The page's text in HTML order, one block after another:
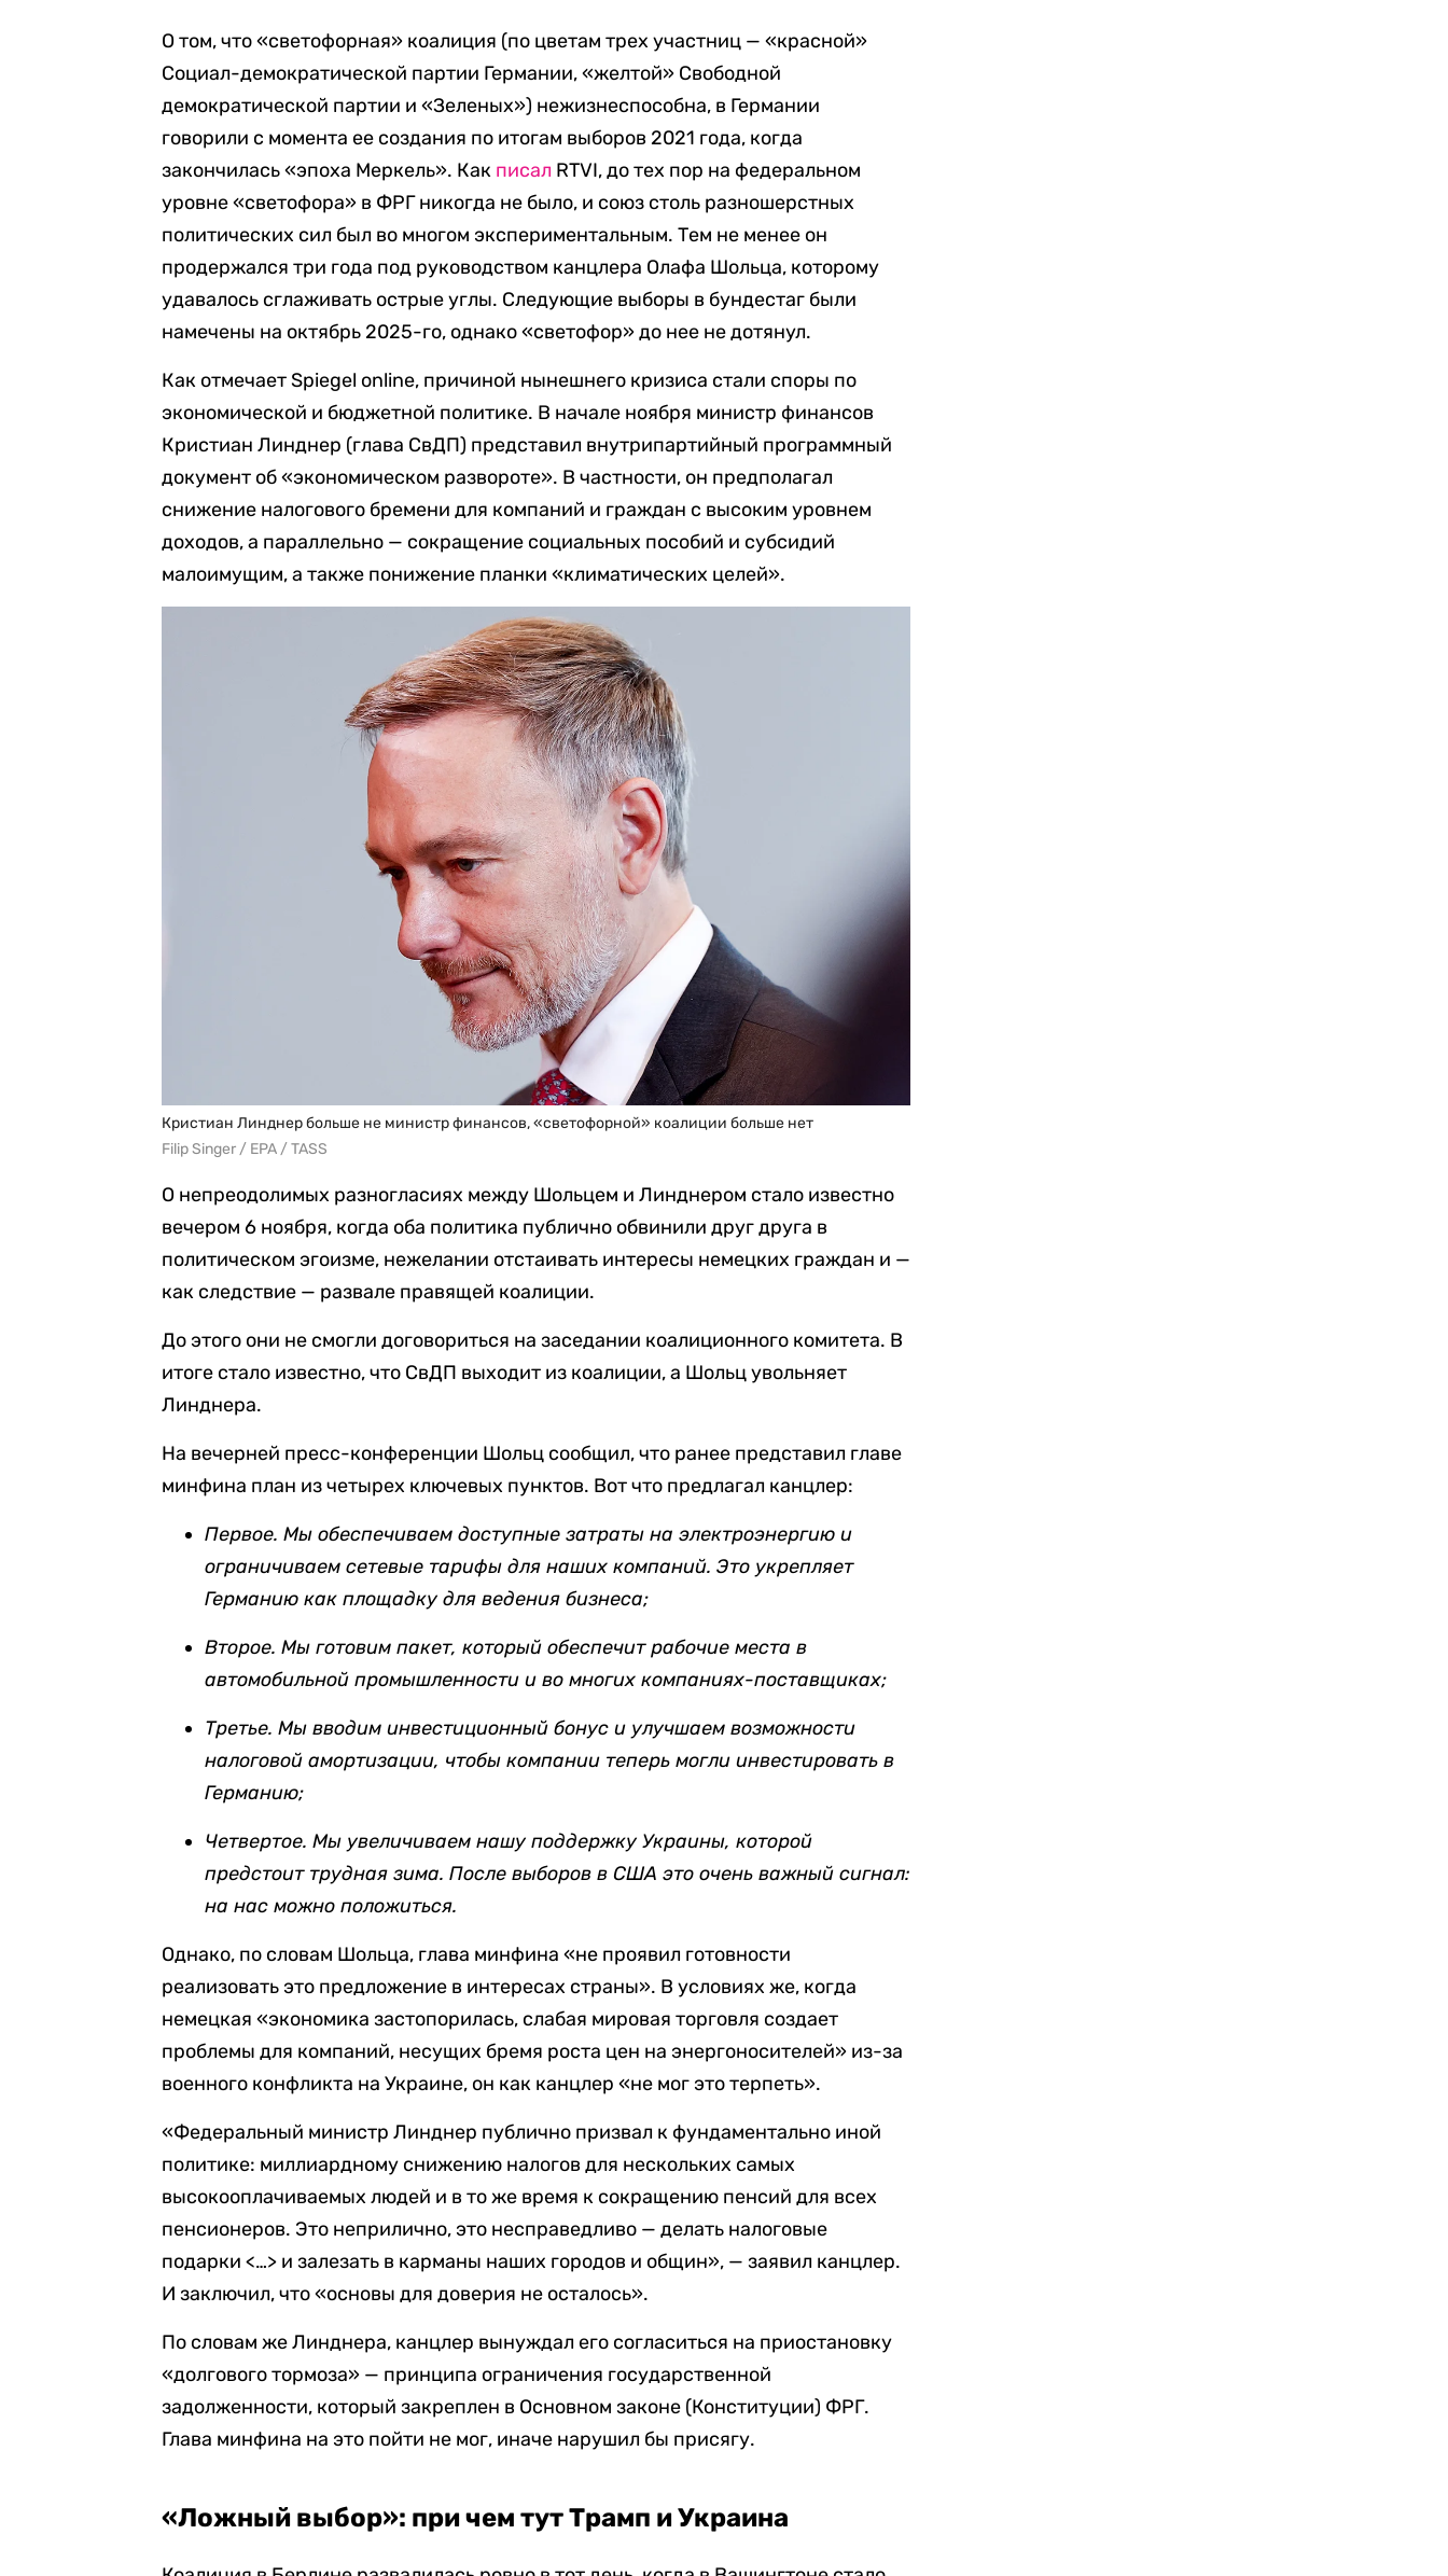
О том, что «светофорная» коалиция (по цветам трех участниц — «красной»
Социал-демократической партии Германии, «желтой» Свободной
демократической партии и «Зеленых») нежизнеспособна, в Германии
говорили с момента ее создания по итогам выборов 2021 года, когда
закончилась «эпоха Меркель». Как писал RTVI, до тех пор на федеральном
уровне «светофора» в ФРГ никогда не было, и союз столь разношерстных
политических сил был во многом экспериментальным. Тем не менее он
продержался три года под руководством канцлера Олафа Шольца, которому
удавалось сглаживать острые углы. Следующие выборы в бундестаг были
намечены на октябрь 2025-го, однако «светофор» до нее не дотянул.
Как отмечает Spiegel online, причиной нынешнего кризиса стали споры по
экономической и бюджетной политике. В начале ноября министр финансов
Кристиан Линднер (глава СвДП) представил внутрипартийный программный
документ об «экономическом развороте». В частности, он предполагал
снижение налогового бремени для компаний и граждан с высоким уровнем
доходов, а параллельно — сокращение социальных пособий и субсидий
малоимущим, а также понижение планки «климатических целей».
Кристиан Линднер больше не министр финансов, «светофорной» коалиции больше нет
Filip Singer / EPA / TASS
О непреодолимых разногласиях между Шольцем и Линднером стало известно
вечером 6 ноября, когда оба политика публично обвинили друг друга в
политическом эгоизме, нежелании отстаивать интересы немецких граждан и —
как следствие — развале правящей коалиции.
До этого они не смогли договориться на заседании коалиционного комитета. В
итоге стало известно, что СвДП выходит из коалиции, а Шольц увольняет
Линднера.
На вечерней пресс-конференции Шольц сообщил, что ранее представил главе
минфина план из четырех ключевых пунктов. Вот что предлагал канцлер:
Первое. Мы обеспечиваем доступные затраты на электроэнергию и
ограничиваем сетевые тарифы для наших компаний. Это укрепляет
Германию как площадку для ведения бизнеса;
Второе. Мы готовим пакет, который обеспечит рабочие места в
автомобильной промышленности и во многих компаниях-поставщиках;
Третье. Мы вводим инвестиционный бонус и улучшаем возможности
налоговой амортизации, чтобы компании теперь могли инвестировать в
Германию;
Четвертое. Мы увеличиваем нашу поддержку Украины, которой
предстоит трудная зима. После выборов в США это очень важный сигнал:
на нас можно положиться.
Однако, по словам Шольца, глава минфина «не проявил готовности
реализовать это предложение в интересах страны». В условиях же, когда
немецкая «экономика застопорилась, слабая мировая торговля создает
проблемы для компаний, несущих бремя роста цен на энергоносителей» из-за
военного конфликта на Украине, он как канцлер «не мог это терпеть».
«Федеральный министр Линднер публично призвал к фундаментально иной
политике: миллиардному снижению налогов для нескольких самых
высокооплачиваемых людей и в то же время к сокращению пенсий для всех
пенсионеров. Это неприлично, это несправедливо — делать налоговые
подарки <…> и залезать в карманы наших городов и общин», — заявил канцлер.
И заключил, что «основы для доверия не осталось».
По словам же Линднера, канцлер вынуждал его согласиться на приостановку
«долгового тормоза» — принципа ограничения государственной
задолженности, который закреплен в Основном законе (Конституции) ФРГ.
Глава минфина на это пойти не мог, иначе нарушил бы присягу.
«Ложный выбор»: при чем тут Трамп и Украина